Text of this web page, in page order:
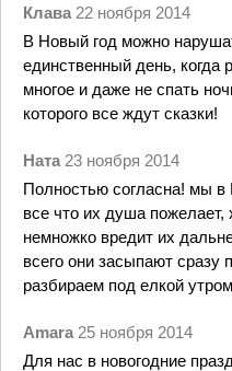
Клава 22 ноября 2014
В Новый год можно
единственный день, когда
многое и даже не спать
которого все ждут сказки!
Ната 23 ноября 2014
Полностью согласна! мы в
все что их душа пожелает,
немножко вредит их
всего они засыпают сразу
разбираем под елкой
Amara 25 ноября 2014
Для нас в новогодние